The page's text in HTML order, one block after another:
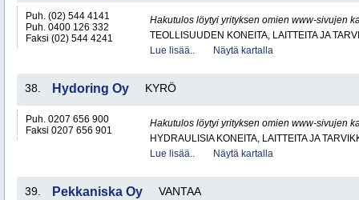
Puh. (02) 544 4141
Puh. 0400 126 332
Faksi (02) 544 4241
Hakutulos löytyi yrityksen omien www-sivujen
TEOLLISUUDEN KONEITA, LAITTEITA JA
Lue lisää..
Näytä kartalla
38. Hydoring Oy KYRÖ
Puh. 0207 656 900
Faksi 0207 656 901
Hakutulos löytyi yrityksen omien www-sivujen
HYDRAULISIA KONEITA, LAITTEITA JA
Lue lisää..
Näytä kartalla
39. Pekkaniska Oy VANTAA